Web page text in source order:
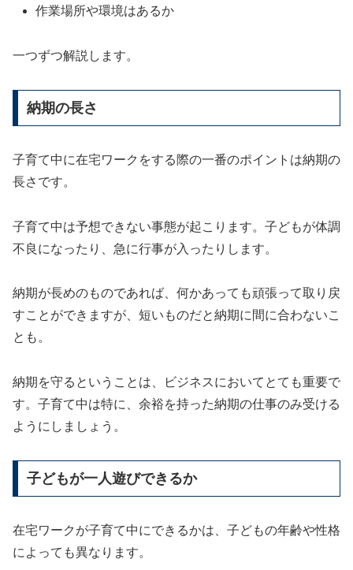
作業場所や環境はあるか
一つずつ解説します。
納期の長さ
子育て中に在宅ワークをする際の一番のポイントは納期の
長さです。
子育て中は予想できない事態が起こります。子どもが体調
不良になったり、急に行事が入ったりします。
納期が長めのものであれば、何かあっても頑張って取り戻
すことができますが、短いものだと納期に間に合わないこ
とも。
納期を守るということは、ビジネスにおいてとても重要で
す。子育て中は特に、余裕を持った納期の仕事のみ受ける
ようにしましょう。
子どもが一人遊びできるか
在宅ワークが子育て中にできるかは、子どもの年齢や性格
によっても異なります。